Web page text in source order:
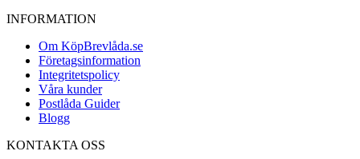
INFORMATION
Om KöpBrevlåda.se
Företagsinformation
Integritetspolicy
Våra kunder
Postlåda Guider
Blogg
KONTAKTA OSS